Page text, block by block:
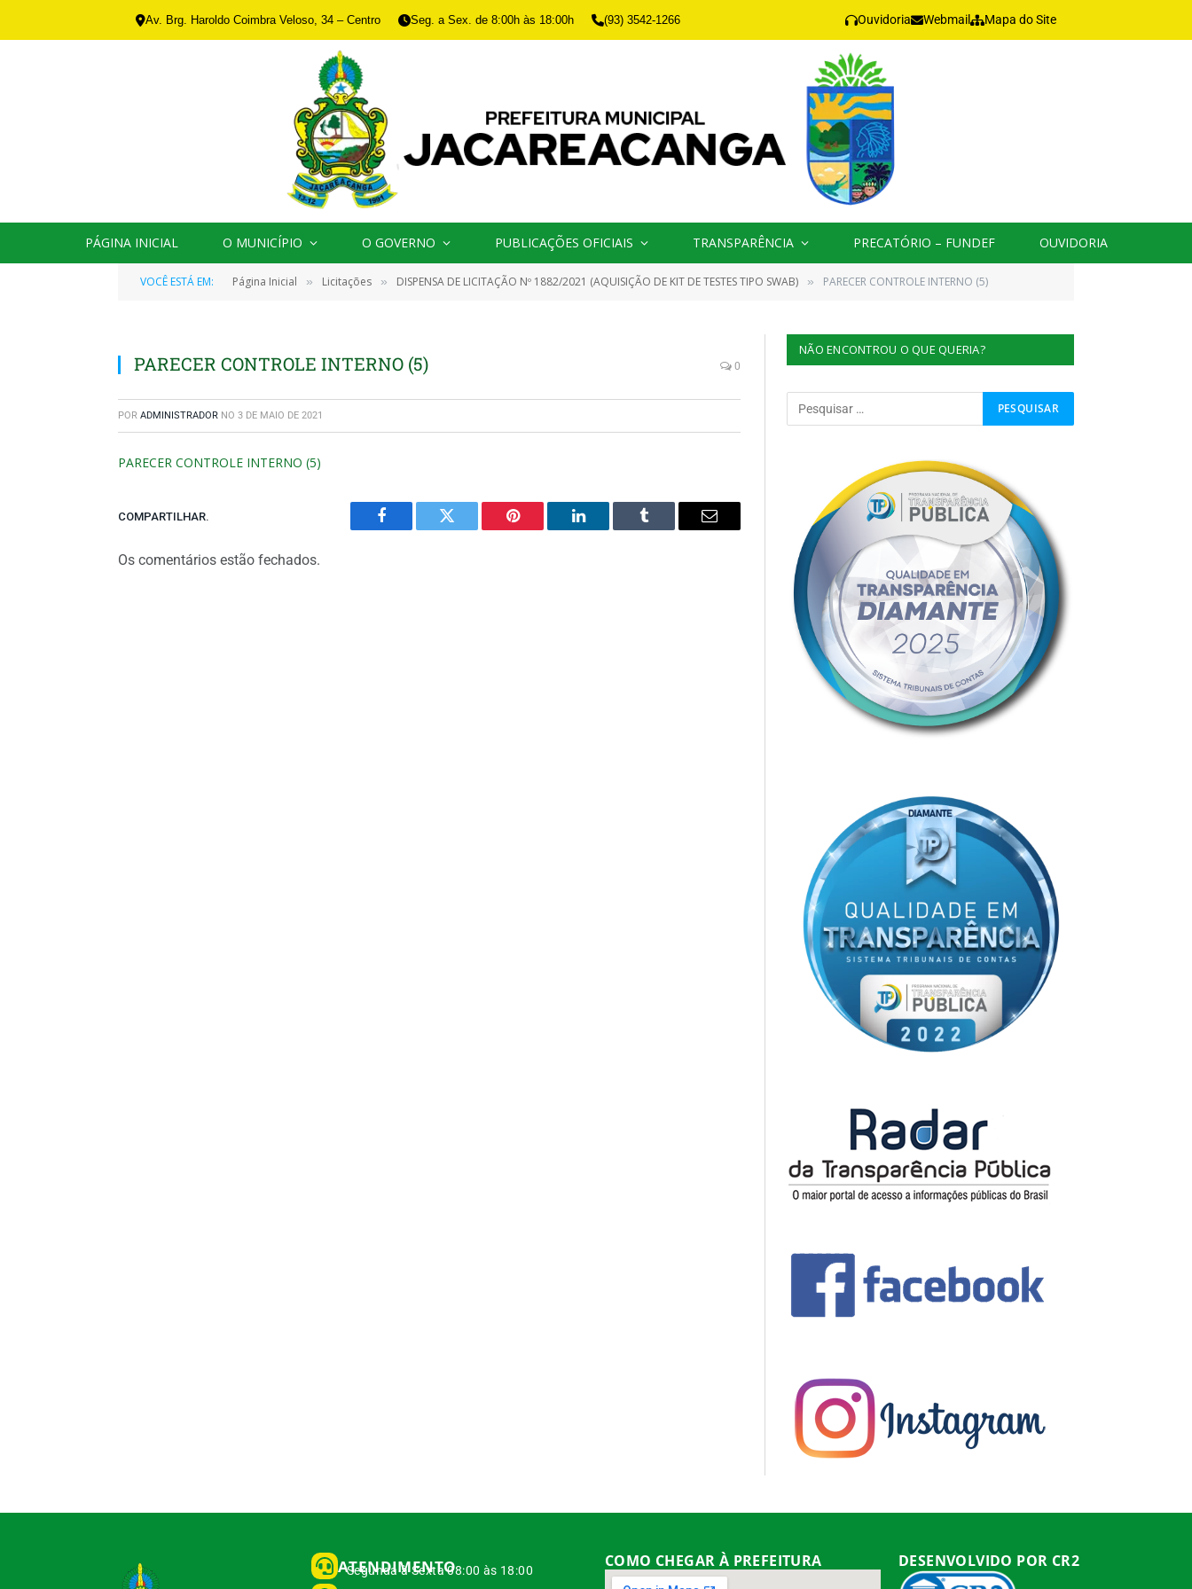
Av. Brg. Haroldo Coimbra Veloso, 34 – Centro Seg. a Sex. de 8:00h às 18:00h (93) 3542-1266 Ouvidoria Webmail Mapa do Site
PÁGINA INICIAL O MUNICÍPIO O GOVERNO PUBLICAÇÕES OFICIAIS TRANSPARÊNCIA PRECATÓRIO – FUNDEF OUVIDORIA
VOCÊ ESTÁ EM: Página Inicial » Licitações » DISPENSA DE LICITAÇÃO Nº 1882/2021 (AQUISIÇÃO DE KIT DE TESTES TIPO SWAB) » PARECER CONTROLE INTERNO (5)
PARECER CONTROLE INTERNO (5) 0
POR ADMINISTRADOR NO 3 DE MAIO DE 2021
PARECER CONTROLE INTERNO (5)
COMPARTILHAR.
Facebook Twitter Pinterest
O
Tumblr
E-
Os comentários estão fechados.
NÃO ENCONTROU O QUE QUERIA?
ATENDIMENTO
Segunda à Sexta 08:00 às 18:00 COMO CHEGAR À PREFEITURA DESENVOLVIDO POR CR2